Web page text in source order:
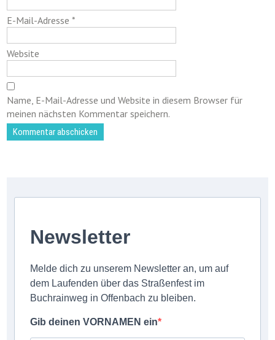
E-Mail-Adresse*
Website
Name, E-Mail-Adresse und Website in diesem Browser für
meinen nächsten Kommentar speichern.
Newsletter
Melde dich zu unserem Newsletter an, um auf
dem Laufenden über das Straßenfest im
Buchrainweg in Offenbach zu bleiben.
Gib deinen VORNAMEN ein